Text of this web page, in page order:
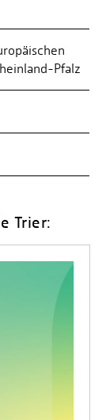
Pfalz
Trier: